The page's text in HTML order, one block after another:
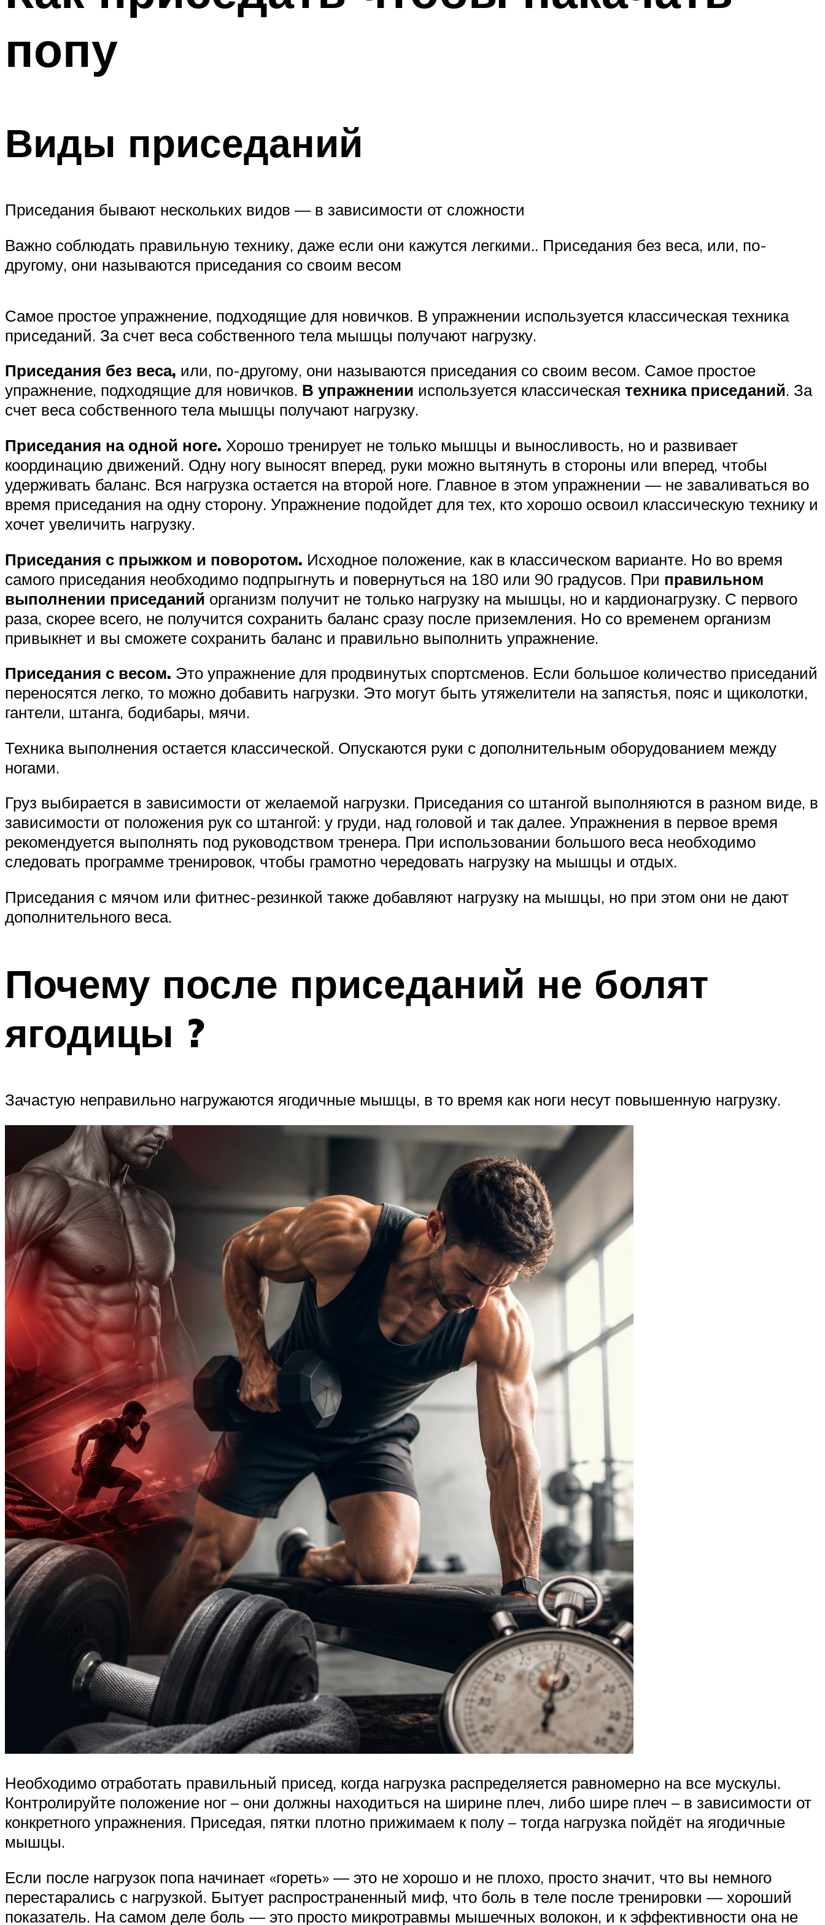
ПОХУДЕНИЕ
МЕНЮ
попу
Виды приседаний
Приседания бывают нескольких видов — в зависимости от сложности
Важно соблюдать правильную технику, даже если они кажутся легкими.. Приседания без веса, или, по-
другому, они называются приседания со своим весом
Самое простое упражнение, подходящие для новичков. В упражнении используется классическая техника
приседаний. За счет веса собственного тела мышцы получают нагрузку.
Приседания без веса, или, по-другому, они называются приседания со своим весом. Самое простое
упражнение, подходящие для новичков. В упражнении используется классическая техника приседаний. За
счет веса собственного тела мышцы получают нагрузку.
Приседания на одной ноге. Хорошо тренирует не только мышцы и выносливость, но и развивает
координацию движений. Одну ногу выносят вперед, руки можно вытянуть в стороны или вперед, чтобы
удерживать баланс. Вся нагрузка остается на второй ноге. Главное в этом упражнении — не заваливаться во
время приседания на одну сторону. Упражнение подойдет для тех, кто хорошо освоил классическую технику и
хочет увеличить нагрузку.
Приседания с прыжком и поворотом. Исходное положение, как в классическом варианте. Но во время
самого приседания необходимо подпрыгнуть и повернуться на 180 или 90 градусов. При правильном
выполнении приседаний организм получит не только нагрузку на мышцы, но и кардионагрузку. С первого
раза, скорее всего, не получится сохранить баланс сразу после приземления. Но со временем организм
привыкнет и вы сможете сохранить баланс и правильно выполнить упражнение.
Приседания с весом. Это упражнение для продвинутых спортсменов. Если большое количество приседаний
переносятся легко, то можно добавить нагрузки. Это могут быть утяжелители на запястья, пояс и щиколотки,
гантели, штанга, бодибары, мячи.
Техника выполнения остается классической. Опускаются руки с дополнительным оборудованием между
ногами.
Груз выбирается в зависимости от желаемой нагрузки. Приседания со штангой выполняются в разном виде, в
зависимости от положения рук со штангой: у груди, над головой и так далее. Упражнения в первое время
рекомендуется выполнять под руководством тренера. При использовании большого веса необходимо
следовать программе тренировок, чтобы грамотно чередовать нагрузку на мышцы и отдых.
Приседания с мячом или фитнес-резинкой также добавляют нагрузку на мышцы, но при этом они не дают
дополнительного веса.
Почему после приседаний не болят
ягодицы ?
Зачастую неправильно нагружаются ягодичные мышцы, в то время как ноги несут повышенную нагрузку.
Необходимо отработать правильный присед, когда нагрузка распределяется равномерно на все мускулы.
Контролируйте положение ног – они должны находиться на ширине плеч, либо шире плеч – в зависимости от
конкретного упражнения. Приседая, пятки плотно прижимаем к полу – тогда нагрузка пойдёт на ягодичные
мышцы.
Если после нагрузок попа начинает «гореть» — это не хорошо и не плохо, просто значит, что вы немного
перестарались с нагрузкой. Бытует распространенный миф, что боль в теле после тренировки — хороший
показатель. На самом деле боль — это просто микротравмы мышечных волокон, и к эффективности она не